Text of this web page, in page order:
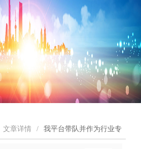
文章详情 / 我平台带队并作为行业专